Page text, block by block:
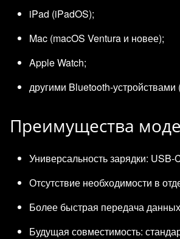
iPad (iPadOS);
Mac (macOS Ventura и новее);
Apple Watch;
другими
Преимущества
Универсальность зарядки:
Отсутствие необходимости в
Более быстрая передача
Будущая совместимость: